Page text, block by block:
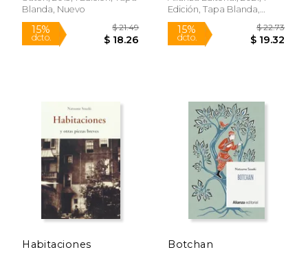
Blanda, Nuevo
Edición, Tapa Blanda,
Nuevo
Habitaciones Botchan